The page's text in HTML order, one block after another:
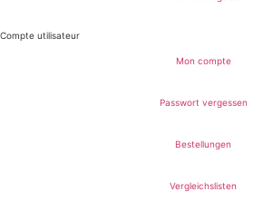
Compte utilisateur
Mon compte
Passwort vergessen
Bestellungen
Vergleichslisten